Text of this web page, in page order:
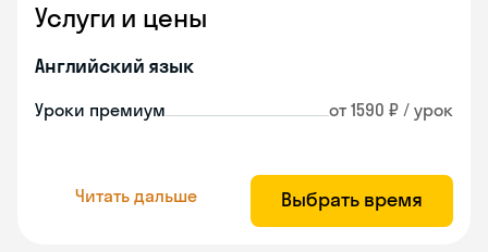
Услуги и цены
Английский язык
Уроки премиум от 1590 ₽ / урок
Читать дальше Выбрать время